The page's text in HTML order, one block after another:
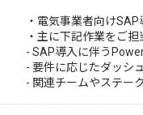
・電気事業者向け
・主に下記作業をご担
- SAP導入に伴う
- 要件に応じたダッシ
- 関連チームやステー